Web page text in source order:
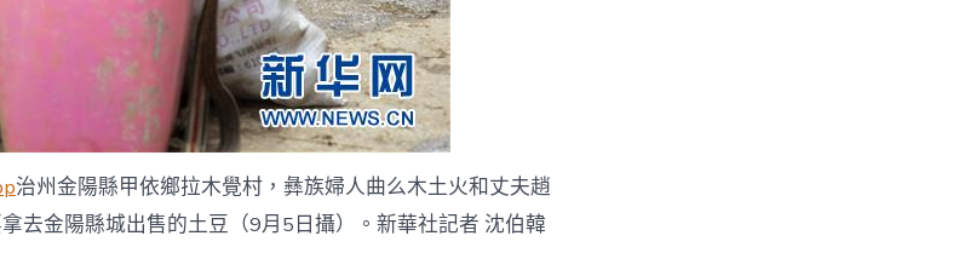
治州金陽縣甲依鄉拉木覺村，彝族婦人曲么木土火和丈夫趙
去金陽縣城出售的土豆（9月5日攝）。新華社記者 沈伯韓